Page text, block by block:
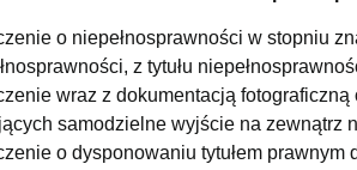
o niepełnosprawności w stopniu
z tytułu
wraz z dokumentacją
samodzielne wyjście na zewnątrz
o dysponowaniu tytułem